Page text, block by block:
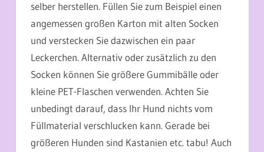
selber herstellen. Füllen Sie zum Beispiel einen
angemessen großen Karton mit alten Socken
und verstecken Sie dazwischen ein paar
Leckerchen. Alternativ oder zusätzlich zu den
Socken können Sie größere Gummibälle oder
kleine PET-Flaschen verwenden. Achten Sie
unbedingt darauf, dass Ihr Hund nichts vom
Füllmaterial verschlucken kann. Gerade bei
größeren Hunden sind Kastanien etc. tabu! Auch